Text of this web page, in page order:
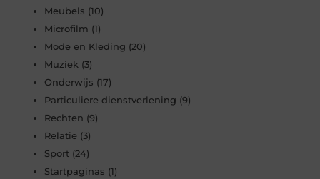
Meubels (10)
Microfilm (1)
Mode en Kleding (20)
Muziek (3)
Onderwijs (17)
Particuliere dienstverlening (9)
Rechten (9)
Relatie (3)
Sport (24)
Startpaginas (1)